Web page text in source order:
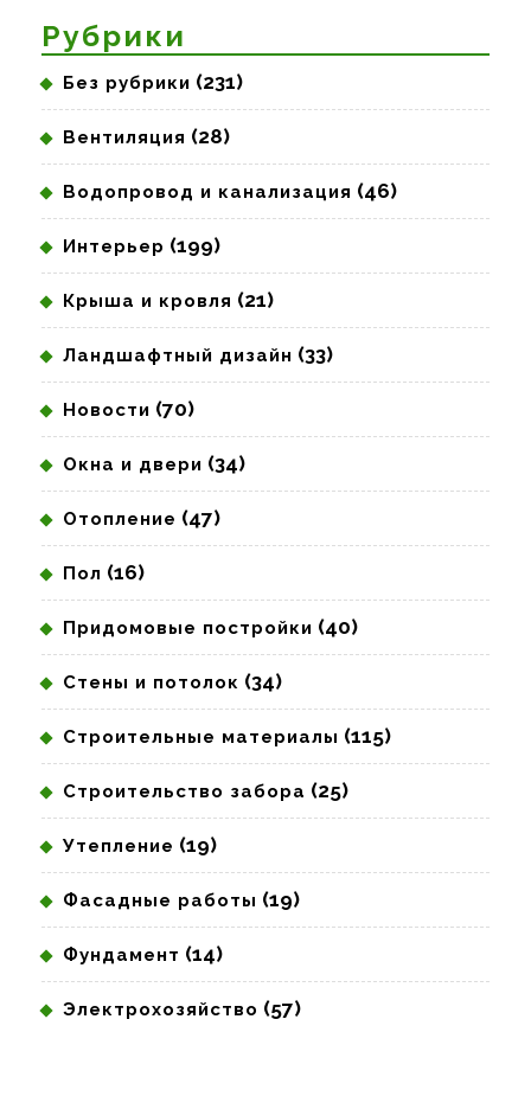
Рубрики
Без рубрики (231)
Вентиляция (28)
Водопровод и канализация (46)
Интерьер (199)
Крыша и кровля (21)
Ландшафтный дизайн (33)
Новости (70)
Окна и двери (34)
Отопление (47)
Пол (16)
Придомовые постройки (40)
Стены и потолок (34)
Строительные материалы (115)
Строительство забора (25)
Утепление (19)
Фасадные работы (19)
Фундамент (14)
Электрохозяйство (57)